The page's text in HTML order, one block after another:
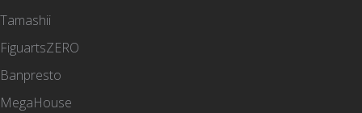
Tamashii
FiguartsZERO
Banpresto
MegaHouse